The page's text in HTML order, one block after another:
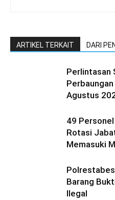
ARTIKEL TERKAIT DARI
Perlintasan
Agustus
49
Rotasi
Memasuki
Barang
Ilegal